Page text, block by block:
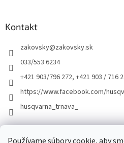
Kontakt
zakovsky@zakovsky.sk
033/553 6234
+421 903/796 272, +421 903 / 716
https://www.facebook.com/
husqvarna_trnava_
Facebook